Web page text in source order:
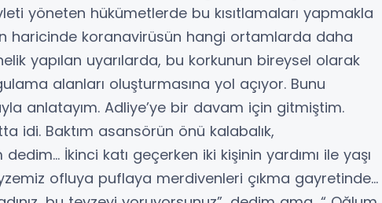
yöneten hükümetlerde bu kısıtlamaları yapmakla
haricinde koranavirüsün hangi ortamlarda daha
yapılan uyarılarda, bu korkunun bireysel olarak
alanları oluşturmasına yol açıyor. Bunu
anlatayım. Adliye’ye bir davam için gitmiştim.
idi. Baktım asansörün önü kalabalık,
İkinci katı geçerken iki kişinin yardımı ile yaşı
ofluya puflaya merdivenleri çıkma gayretinde…